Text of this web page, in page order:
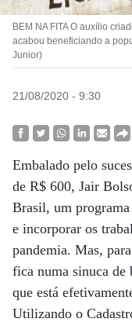
BEM NA FITA O auxílio
acabou beneficiando a
Junior)
21/08/2020 - 9:30
Embalado pelo
de R$ 600, Jair
Brasil, um
e incorporar os
pandemia. Mas,
fica numa sinuca de
que está
Utilizando o